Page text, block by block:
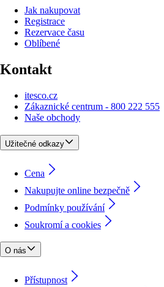
Jak nakupovat
Registrace
Rezervace času
Oblíbené
Kontakt
itesco.cz
Zákaznické centrum - 800 222 555
Naše obchody
Užitečné odkazy
Cena
Nakupujte online bezpečně
Podmínky používání
Soukromí a cookies
O nás
Přístupnost